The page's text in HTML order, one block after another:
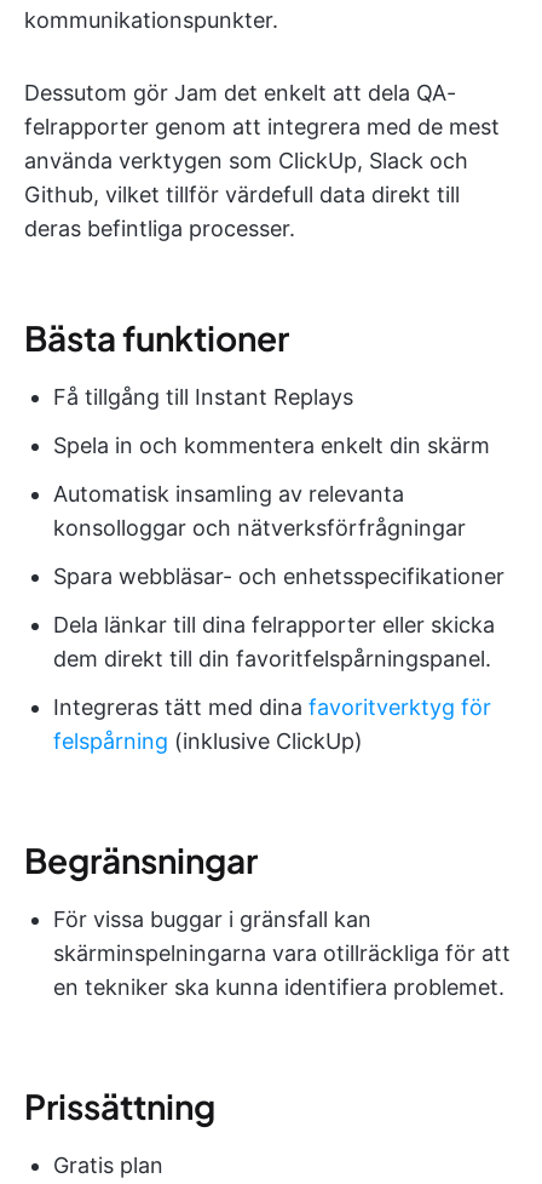
kommunikationspunkter.
Dessutom gör Jam det enkelt att dela QA-
felrapporter genom att integrera med de mest
använda verktygen som ClickUp, Slack och
Github, vilket tillför värdefull data direkt till
deras befintliga processer.
Bästa funktioner
Få tillgång till Instant Replays
Spela in och kommentera enkelt din skärm
Automatisk insamling av relevanta
konsolloggar och nätverksförfrågningar
Spara webbläsar- och enhetsspecifikationer
Dela länkar till dina felrapporter eller skicka
dem direkt till din favoritfelspårningspanel.
Integreras tätt med dina favoritverktyg för
felspårning (inklusive ClickUp)
Begränsningar
För vissa buggar i gränsfall kan
skärminspelningarna vara otillräckliga för att
en tekniker ska kunna identifiera problemet.
Prissättning
Gratis plan